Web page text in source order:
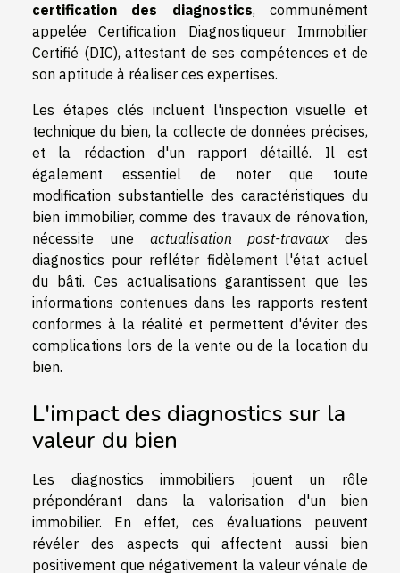
certification des diagnostics, communément
appelée Certification Diagnostiqueur Immobilier
Certifié (DIC), attestant de ses compétences et de
son aptitude à réaliser ces expertises.
Les étapes clés incluent l'inspection visuelle et
technique du bien, la collecte de données précises,
et la rédaction d'un rapport détaillé. Il est
également essentiel de noter que toute
modification substantielle des caractéristiques du
bien immobilier, comme des travaux de rénovation,
nécessite une actualisation post-travaux des
diagnostics pour refléter fidèlement l'état actuel
du bâti. Ces actualisations garantissent que les
informations contenues dans les rapports restent
conformes à la réalité et permettent d'éviter des
complications lors de la vente ou de la location du
bien.
L'impact des diagnostics sur la
valeur du bien
Les diagnostics immobiliers jouent un rôle
prépondérant dans la valorisation d'un bien
immobilier. En effet, ces évaluations peuvent
révéler des aspects qui affectent aussi bien
positivement que négativement la valeur vénale de